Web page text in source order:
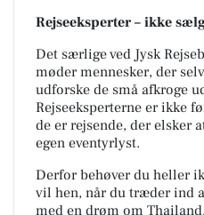
Rejseeksperter – ikke
Det særlige ved Jysk
møder mennesker, der
udforske de små afkroge
Rejseeksperterne er ikke
de er rejsende, der elsker
egen eventyrlyst.
Derfor behøver du heller
vil hen, når du træder ind
med en drøm om